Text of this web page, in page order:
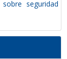
seguridad